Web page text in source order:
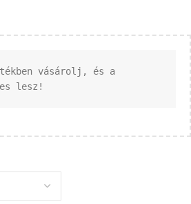
vásárolj, és a
lesz!